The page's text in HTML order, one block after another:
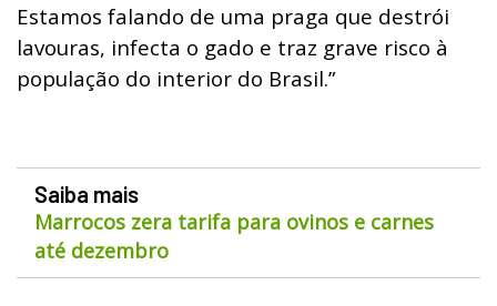
Estamos falando de uma praga que destrói
lavouras, infecta o gado e traz grave risco à
população do interior do Brasil.”
Saiba mais
Marrocos zera tarifa para ovinos e carnes
até dezembro